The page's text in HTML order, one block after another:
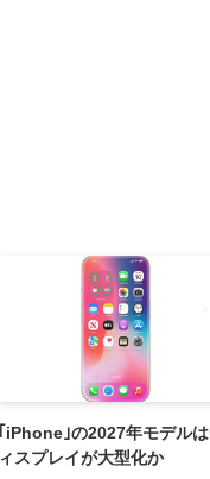
｢iPhone｣の2027年モデル
ィスプレイが大型化か